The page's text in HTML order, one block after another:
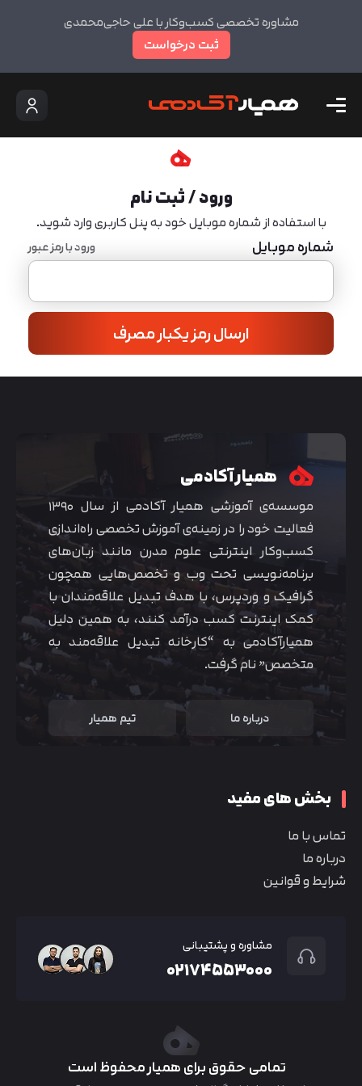
مشاوره تخصصی کسب‌وکار با علی حاجی‌محمدی
ثبت درخواست
ورود / ثبت نام
با استفاده از شماره موبایل خود به پنل کاربری وارد شوید.
شماره موبایل ورود با رمز عبور
ارسال رمز یکبار مصرف
همیار آکادمی
موسسه‌ی آموزشی همیار آکادمی از سال ۱۳۹۰
فعالیت خود را در زمینه‌ی آموزش تخصصی راه‌اندازی
کسب‌و‌کار اینترنتی علوم مدرن مانند زبان‌های
برنامه‌نویسی تحت وب و تخصص‌هایی همچون
گرافیک و وردپرس، با هدف تبدیل علاقه‌مندان با
کمک اینترنت کسب درآمد کنند، به همین دلیل
همیارآکادمی به “کارخانه تبدیل علاقه‌مند به
متخصص” نام گرفت.
درباره ما تیم همیار
بخش های مفید
تماس با ما
درباره ما
شرایط و قوانین
مشاوره و پشتیبانی
۰۲۱۷۴۵۵۳۰۰۰
تمامی حقوق برای همیار محفوظ است
متوجه شدم